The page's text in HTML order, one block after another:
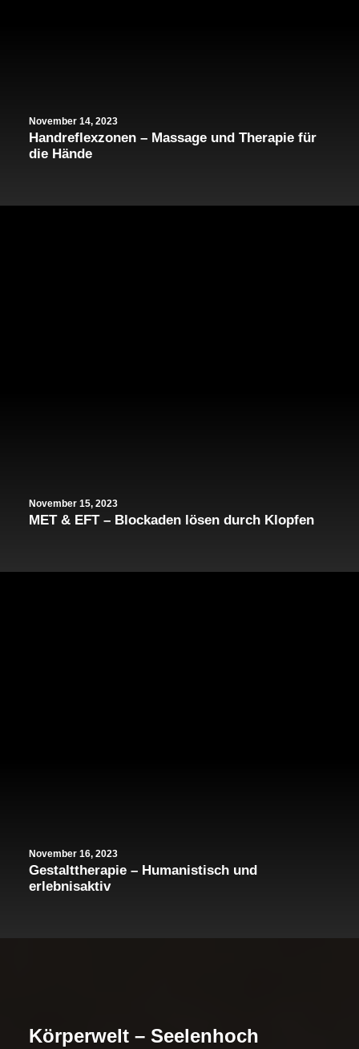
November 14, 2023
Handreflexzonen – Massage und Therapie für
die Hände
November 15, 2023
MET & EFT – Blockaden lösen durch Klopfen
November 16, 2023
Gestalttherapie – Humanistisch und
erlebnisaktiv
Körperwelt – Seelenhoch